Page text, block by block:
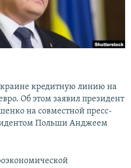
кредитную линию на
Об этом заявил президент
на совместной пресс-
Польши Анджеем